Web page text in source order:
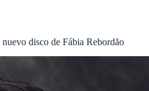
nuevo disco de Fábia Rebordão